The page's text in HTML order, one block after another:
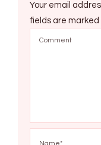
Your email
fields are marked